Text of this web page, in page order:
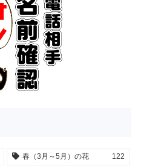
春（3月～5月）の花 122